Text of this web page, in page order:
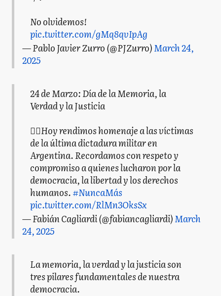
No olvidemos!
pic.twitter.com/gMq8qvIpAg
— Pablo Javier Zurro (@PJZurro)March 24,
2025
24 de Marzo: Día de la Memoria, la
Verdad y la Justicia
👉🏻Hoy rendimos homenaje a las víctimas
de la última dictadura militar en
Argentina. Recordamos con respeto y
compromiso a quienes lucharon por la
democracia, la libertad y los derechos
humanos.#NuncaMás
pic.twitter.com/RlMn3OksSx
— Fabián Cagliardi (@fabiancagliardi)March
24, 2025
La memoria, la verdad y la justicia son
tres pilares fundamentales de nuestra
democracia.